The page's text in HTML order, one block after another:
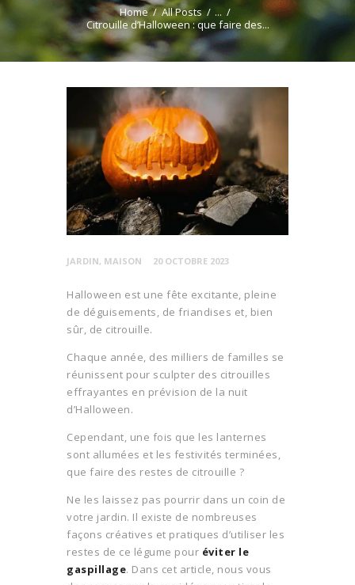
Home All Posts
...
Citrouille d’Halloween : que faire des...
JARDIN, MAISON 20 OCTOBRE 2023
Halloween est une fête excitante, pleine
de déguisements, de friandises et, bien
sûr, de citrouille.
Chaque année, des milliers de familles se
réunissent pour sculpter des citrouilles
effrayantes en prévision de la nuit
d’Halloween.
Cependant, une fois que les lanternes
sont allumées et les festivités terminées,
que faire des restes de citrouille ?
Ne les laissez pas pourrir dans un coin de
votre jardin. Il existe de nombreuses
façons créatives et pratiques d’utiliser les
restes de ce légume pour éviter le
gaspillage. Dans cet article, nous vous